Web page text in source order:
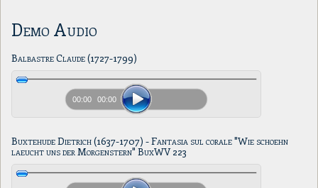
Demo Audio
Balbastre Claude (1727-1799)
00:00 00:00
Buxtehude Dietrich (1637-1707) - Fantasia sul corale "Wie schoehn
laeucht uns der Morgenstern" BuxWV 223